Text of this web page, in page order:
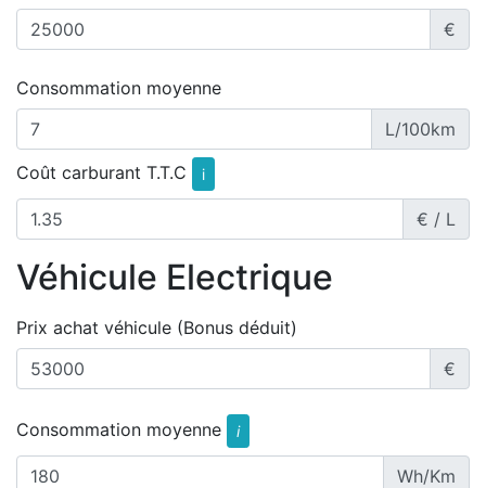
€
Consommation moyenne
L/100km
Coût carburant T.T.C
i
€ / L
Véhicule Electrique
Prix achat véhicule (Bonus déduit)
€
Consommation moyenne i
Wh/Km